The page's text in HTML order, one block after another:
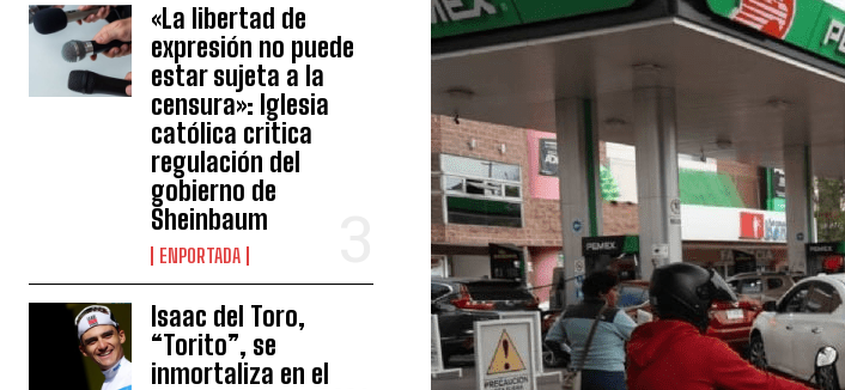
«La libertad de
expresión no puede
estar sujeta a la
censura»: Iglesia
católica critica
regulación del
gobierno de
Sheinbaum
ENPORTADA
Isaac del Toro,
“Torito”, se
inmortaliza en el